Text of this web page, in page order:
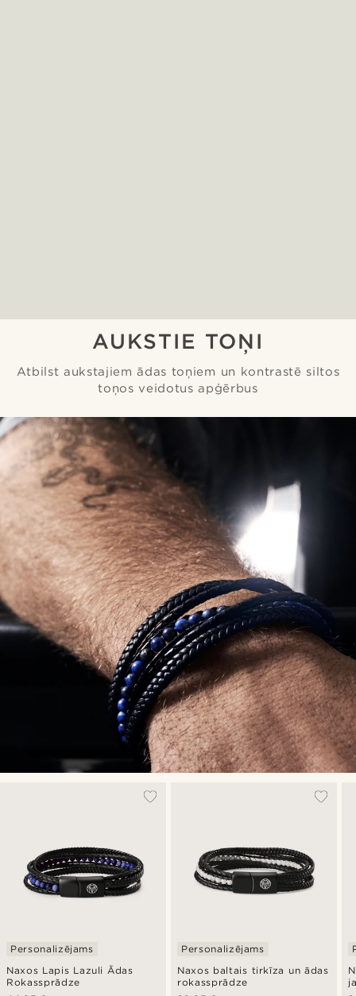
AUKSTIE TOŅI
Atbilst aukstajiem ādas toņiem un kontrastē siltos
toņos veidotus apģērbus
Naxos Lapis Lazuli Ādas
Rokassprādze
Personalizējams
Naxos baltais tirkīza un ādas
rokassprādze
Personalizējams